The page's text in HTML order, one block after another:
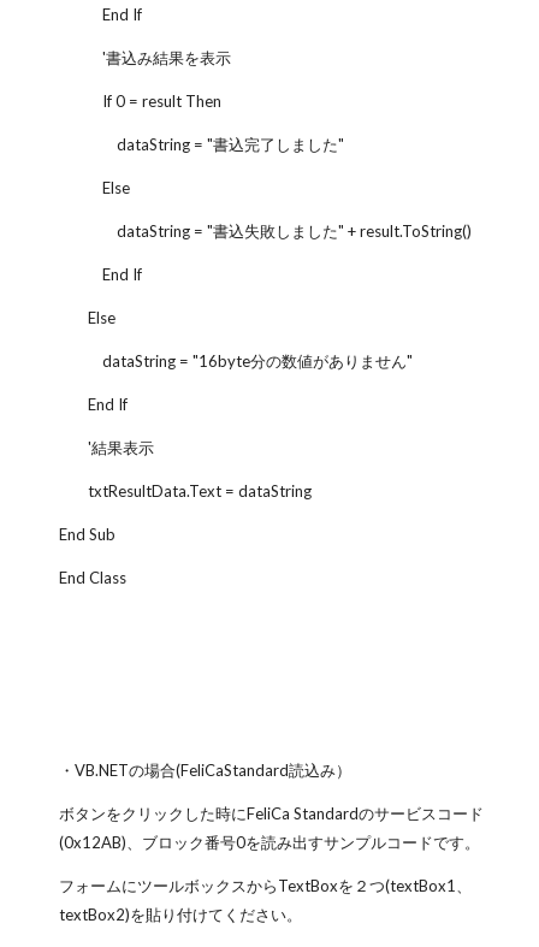
End If
'書込み結果を表示
If 0 = result Then
dataString = "書込完了しました"
Else
dataString = "書込失敗しました" + result.ToString()
End If
Else
dataString = "16byte分の数値がありません"
End If
'結果表示
txtResultData.Text = dataString
End Sub
End Class
・VB.NETの場合(FeliCaStandard読込み）
ボタンをクリックした時にFeliCa Standardのサービスコード
(0x12AB)、ブロック番号0を読み出すサンプルコードです。
フォームにツールボックスからTextBoxを２つ(textBox1、
textBox2)を貼り付けてください。